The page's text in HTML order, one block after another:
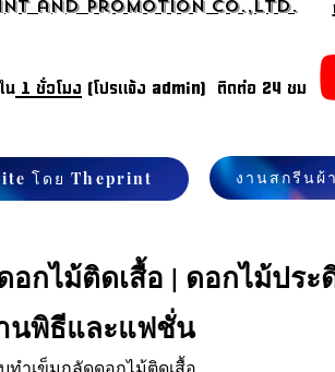
and promotion CO.,Ltd.
น 1 ชั่วโมง (โปรแจ้ง admin) ติดต่อ 24 ชม
โดย Theprint งานสกรีนผ้
อกไม้ติดเสื้อ | ดอกไม้ปร
นพิธีและแฟชั่น
ทำเข็มกลัดดอกไม้ติดเสื้อ